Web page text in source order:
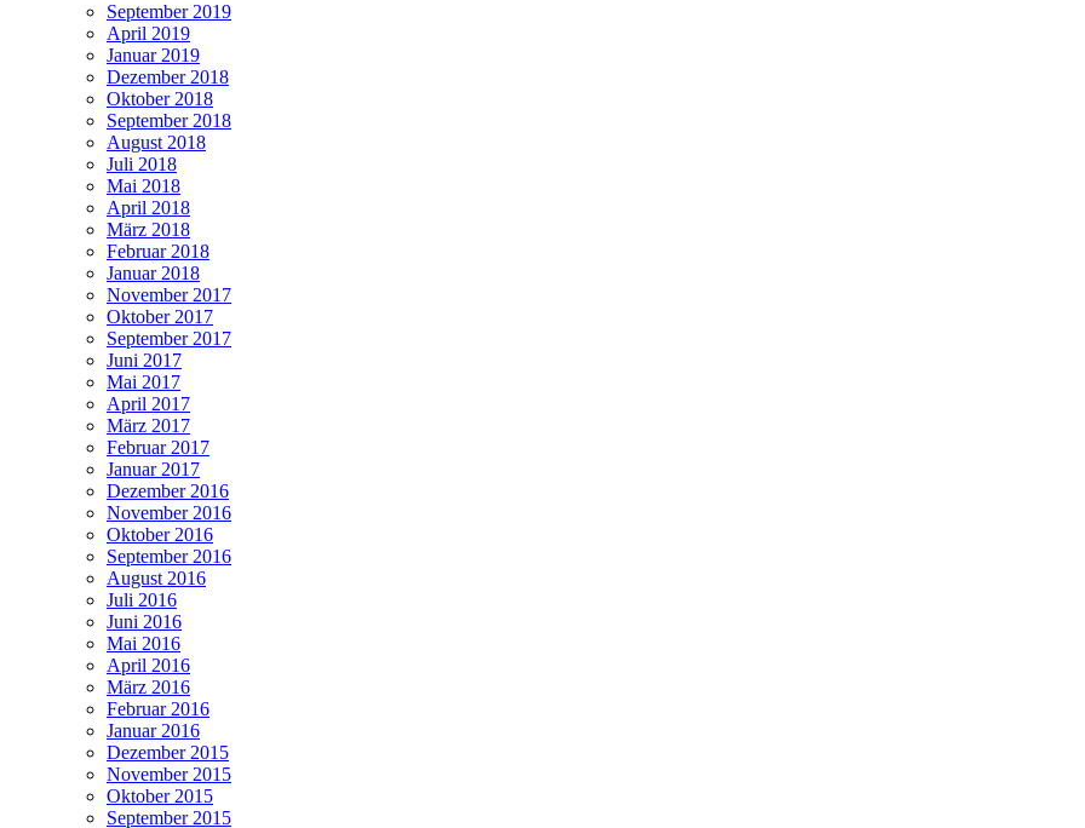
September 2019
April 2019
Januar 2019
Dezember 2018
Oktober 2018
September 2018
August 2018
Juli 2018
Mai 2018
April 2018
März 2018
Februar 2018
Januar 2018
November 2017
Oktober 2017
September 2017
Juni 2017
Mai 2017
April 2017
März 2017
Februar 2017
Januar 2017
Dezember 2016
November 2016
Oktober 2016
September 2016
August 2016
Juli 2016
Juni 2016
Mai 2016
April 2016
März 2016
Februar 2016
Januar 2016
Dezember 2015
November 2015
Oktober 2015
September 2015